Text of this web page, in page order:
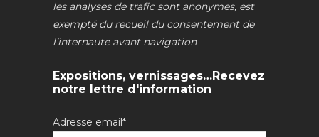
les analyses de trafic sont anonymes, est
exempté du recueil du consentement de
l’internaute avant navigation
Expositions, vernissages…Recevez
notre lettre d'information
Adresse email*